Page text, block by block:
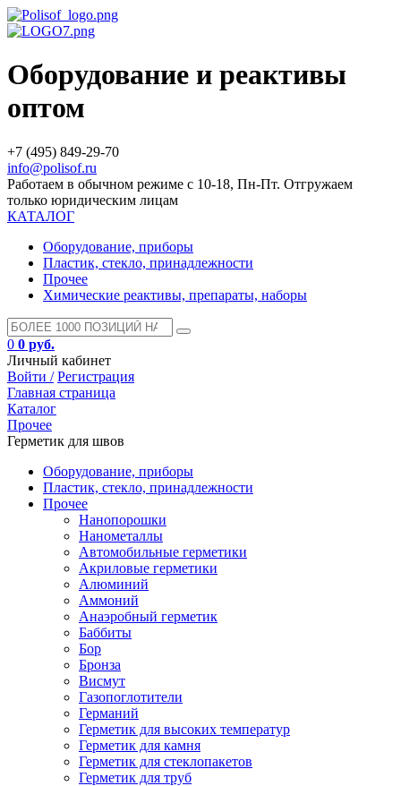
Оборудование и реактивы
оптом
+7 (495) 849-29-70
info@polisof.ru
Работаем в обычном режиме с 10-18, Пн-Пт. Отгружаем
только юридическим лицам
КАТАЛОГ
Оборудование, приборы
Пластик, стекло, принадлежности
Прочее
Химические реактивы, препараты, наборы
0 0 руб.
Личный кабинет
Войти / Регистрация
Главная страница
Каталог
Прочее
Герметик для швов
Оборудование, приборы
Пластик, стекло, принадлежности
Прочее
Нанопорошки
Нанометаллы
Автомобильные герметики
Акриловые герметики
Алюминий
Аммоний
Анаэробный герметик
Баббиты
Бор
Бронза
Висмут
Газопоглотители
Германий
Герметик для высоких температур
Герметик для камня
Герметик для стеклопакетов
Герметик для труб